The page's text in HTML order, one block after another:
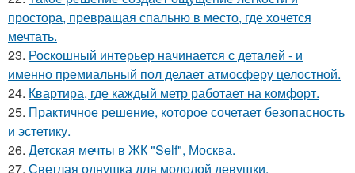
простора, превращая спальню в место, где хочется
мечтать.
23. Роскошный интерьер начинается с деталей - и
именно премиальный пол делает атмосферу целостной.
24. Квартира, где каждый метр работает на комфорт.
25. Практичное решение, которое сочетает безопасность
и эстетику.
26. Детская мечты в ЖК "Self", Москва.
27. Светлая однушка для молодой девушки.